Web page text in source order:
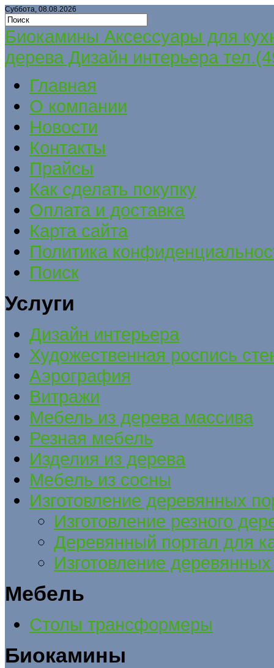
Суббота, 08.08.2026
Биокамины Аксессуары для
дерева Дизайн интерьера
Главная
О компании
Новости
Контакты
Прайсы
Как сделать покупку
Оплата и доставка
Карта сайта
Политика
Поиск
Услуги
Дизайн интерьера
Художественная роспись
Аэрография
Витражи
Мебель из дерева массива
Резная мебель
Изделия из дерева
Мебель из сосны
Изготовление деревянных
Изготовление резного
Деревянный портал для
Изготовление
Мебель
Столы трансформеры
Биокамины